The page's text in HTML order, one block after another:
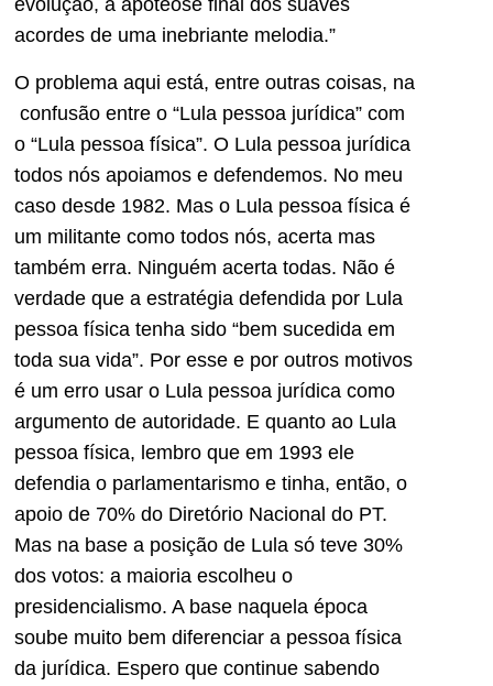
evolução, a apoteose final dos suaves
acordes de uma inebriante melodia.”
O problema aqui está, entre outras coisas, na
confusão entre o “Lula pessoa jurídica” com
o “Lula pessoa física”. O Lula pessoa jurídica
todos nós apoiamos e defendemos. No meu
caso desde 1982. Mas o Lula pessoa física é
um militante como todos nós, acerta mas
também erra. Ninguém acerta todas. Não é
verdade que a estratégia defendida por Lula
pessoa física tenha sido “bem sucedida em
toda sua vida”. Por esse e por outros motivos
é um erro usar o Lula pessoa jurídica como
argumento de autoridade. E quanto ao Lula
pessoa física, lembro que em 1993 ele
defendia o parlamentarismo e tinha, então, o
apoio de 70% do Diretório Nacional do PT.
Mas na base a posição de Lula só teve 30%
dos votos: a maioria escolheu o
presidencialismo. A base naquela época
soube muito bem diferenciar a pessoa física
da jurídica. Espero que continue sabendo